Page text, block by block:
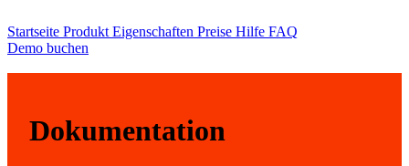
Startseite Produkt Eigenschaften Preise Hilfe FAQ
Demo buchen
Dokumentation